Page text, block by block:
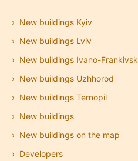
New buildings Kyiv
New buildings Lviv
New buildings Ivano-Frankivsk
New buildings Uzhhorod
New buildings Ternopil
New buildings
New buildings on the map
Developers